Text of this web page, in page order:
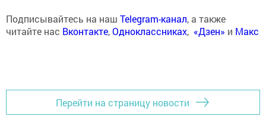
Подписывайтесь на наш Telegram-канал, а также
читайте нас Вконтакте,Одноклассниках, «Дзен» и Макс
Перейти на страницу новости